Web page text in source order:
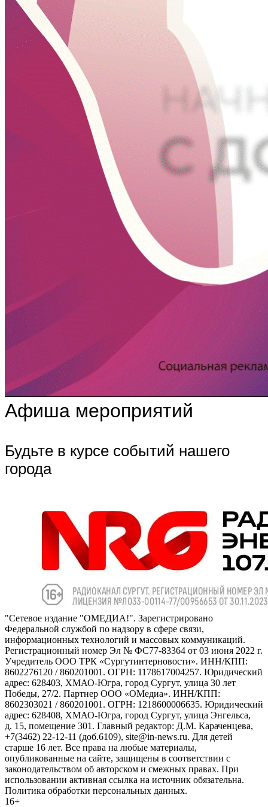
Афиша мероприятий
Будьте в курсе событий нашего
города
"Сетевое издание "ОМЕДИА!". Зарегистрировано
Федеральной службой по надзору в сфере связи,
информационных технологий и массовых коммуникаций.
Регистрационный номер Эл № ФС77-83364 от 03 июня 2022 г.
Учредитель ООО ТРК «Сургутинтерновости». ИНН/КПП:
8602276120 / 860201001. ОГРН: 1178617004257. Юридический
адрес: 628403, ХМАО-Югра, город Сургут, улица 30 лет
Победы, 27/2. Партнер ООО «ОМедиа». ИНН/КПП:
8602303021 / 860201001. ОГРН: 1218600006635. Юридический
адрес: 628408, ХМАО-Югра, город Сургут, улица Энгельса,
д. 15, помещение 301. Главный редактор: Д.М. Караченцева,
+7(3462) 22-12-11 (доб.6109), site@in-news.ru. Для детей
старше 16 лет. Все права на любые материалы,
опубликованные на сайте, защищены в соответствии с
законодательством об авторском и смежных правах. При
использовании активная ссылка на источник обязательна.
Политика обработки персональных данных.
16+